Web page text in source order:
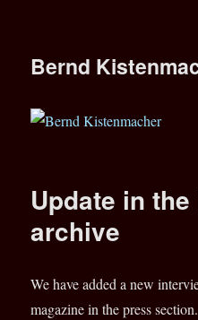
Bernd
Update in
archive
We have added a new
magazine in the press section.